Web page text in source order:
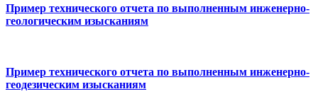
Пример технического отчета по выполненным инженерно-
геологическим изысканиям
Пример технического отчета по выполненным инженерно-
геодезическим изысканиям